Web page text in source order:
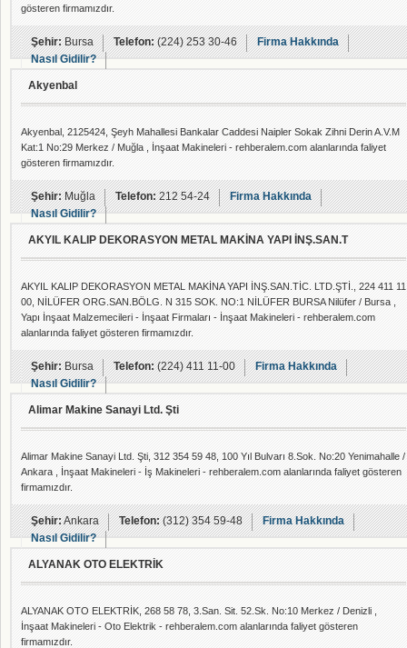
gösteren firmamızdır.
Şehir:Bursa Telefon:(224) 253 30-46
Firma Hakkında
Nasıl Gidilir?
Akyenbal
Akyenbal, 2125424, Şeyh Mahallesi Bankalar Caddesi Naipler Sokak Zihni Derin A.V.M
Kat:1 No:29 Merkez / Muğla , İnşaat Makineleri - rehberalem.com alanlarında faliyet
gösteren firmamızdır.
Şehir:Muğla Telefon:212 54-24
Firma Hakkında
Nasıl Gidilir?
AKYIL KALIP DEKORASYON METAL MAKİNA YAPI İNŞ.SAN.T
AKYIL KALIP DEKORASYON METAL MAKİNA YAPI İNŞ.SAN.TİC. LTD.ŞTİ., 224 411 11
00, NİLÜFER ORG.SAN.BÖLG. N 315 SOK. NO:1 NİLÜFER BURSA Nilüfer / Bursa ,
Yapı İnşaat Malzemecileri - İnşaat Firmaları - İnşaat Makineleri - rehberalem.com
alanlarında faliyet gösteren firmamızdır.
Şehir:Bursa Telefon:(224) 411 11-00
Firma Hakkında
Nasıl Gidilir?
Alimar Makine Sanayi Ltd. Şti
Alimar Makine Sanayi Ltd. Şti, 312 354 59 48, 100 Yıl Bulvarı 8.Sok. No:20 Yenimahalle /
Ankara , İnşaat Makineleri - İş Makineleri - rehberalem.com alanlarında faliyet gösteren
firmamızdır.
Şehir:Ankara Telefon:(312) 354 59-48
Firma Hakkında
Nasıl Gidilir?
ALYANAK OTO ELEKTRİK
ALYANAK OTO ELEKTRİK, 268 58 78, 3.San. Sit. 52.Sk. No:10 Merkez / Denizli ,
İnşaat Makineleri - Oto Elektrik - rehberalem.com alanlarında faliyet gösteren
firmamızdır.